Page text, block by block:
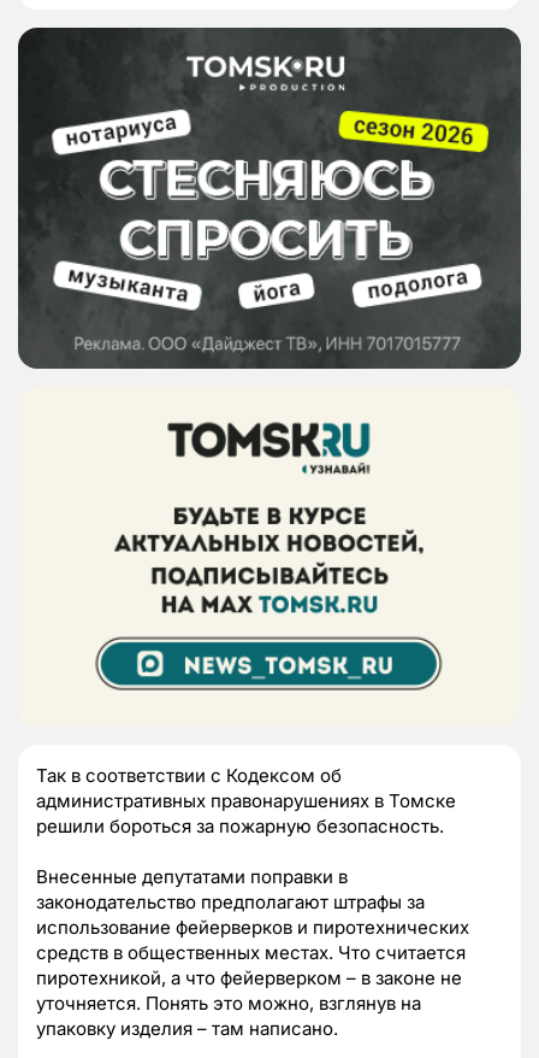
Так в соответствии с Кодексом об
административных правонарушениях в Томске
решили бороться за пожарную безопасность.
Внесенные депутатами поправки в
законодательство предполагают штрафы за
использование фейерверков и пиротехнических
средств в общественных местах. Что считается
пиротехникой, а что фейерверком – в законе не
уточняется. Понять это можно, взглянув на
упаковку изделия – там написано.